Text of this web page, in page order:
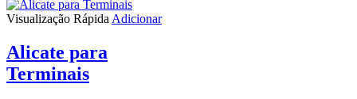
Visualização Rápida Adicionar
Alicate para
Terminais